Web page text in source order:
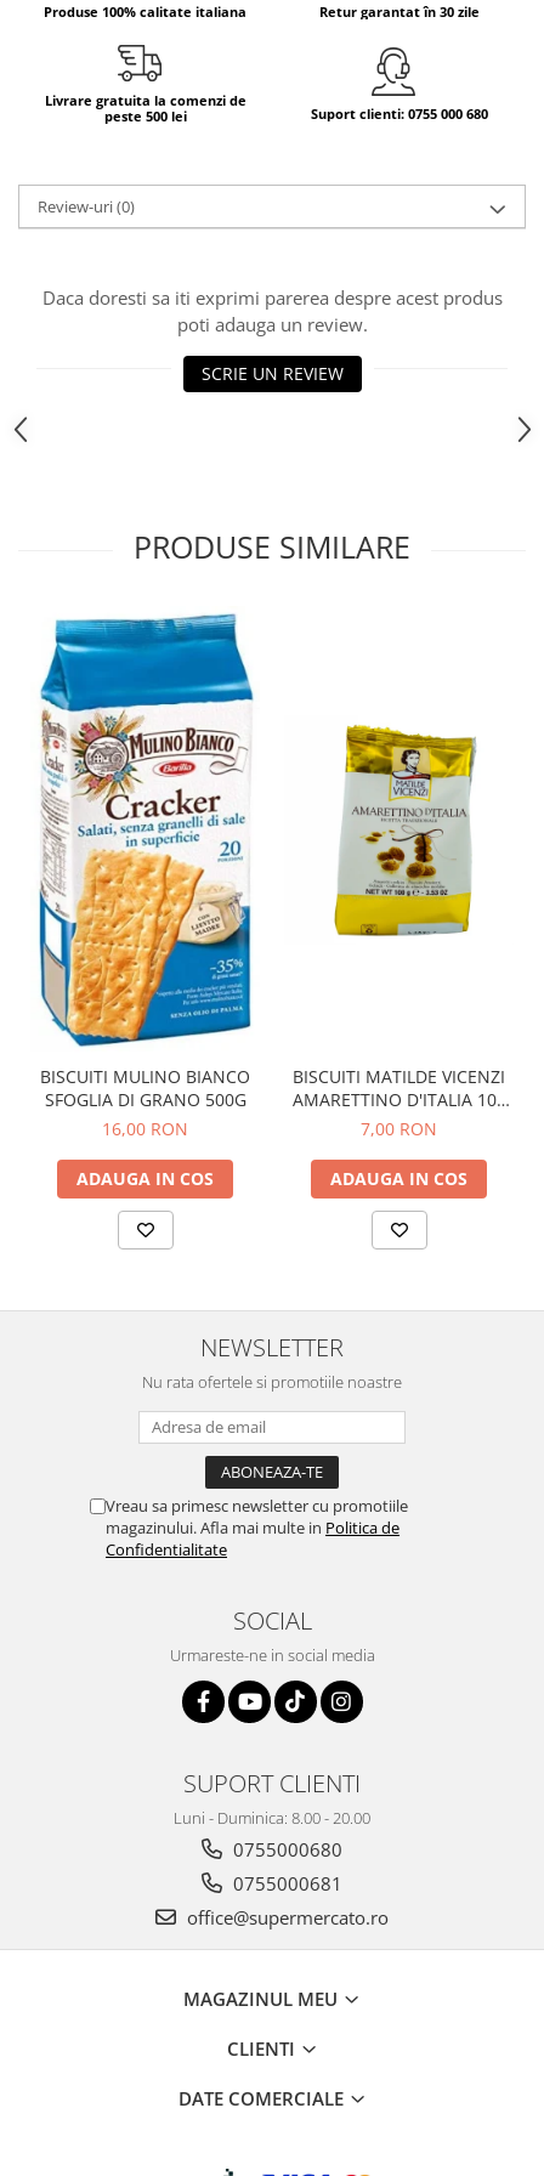
Vinuri italiene
Bauturi aperitive, alcoolice
Apa italiana
Panettone cozonac italian,
Produse fara gluten
Produse de panificatie
Produse de patiserie
Produse 100% calitate italiana Retur garantat în 30 zile
Livrare gratuita la comenzi de
peste 500 lei
Suport clienti: 0755 000 680
Review-uri(0)
Daca doresti sa iti exprimi parerea despre acest produs
poti adauga un review.
SCRIE UN REVIEW
PRODUSE SIMILARE
BISCUITI MULINO BIANCO
SFOGLIA DI GRANO 500G
16,00 RON
ADAUGA IN COS
BISCUITI MATILDE VICENZI
AMARETTINO D'ITALIA 100
GR
7,00 RON
ADAUGA IN COS
NEWSLETTER
Nu rata ofertele si promotiile noastre
Vreau sa primesc newsletter cu promotiile
magazinului. Afla mai multe in Politica de
Confidentialitate
SOCIAL
Urmareste-ne in social media
SUPORT CLIENTI
Luni - Duminica: 8.00 - 20.00
0755000680
0755000681
office@supermercato.ro
MAGAZINUL MEU
CLIENTI
DATE COMERCIALE